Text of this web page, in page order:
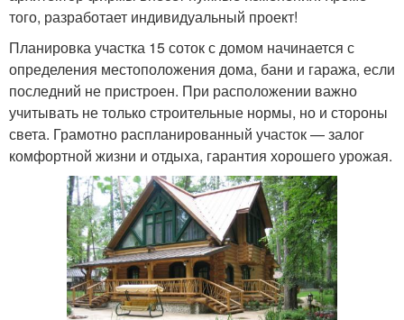
того, разработает индивидуальный проект!
Планировка участка 15 соток с домом начинается с
определения местоположения дома, бани и гаража, если
последний не пристроен. При расположении важно
учитывать не только строительные нормы, но и стороны
света. Грамотно распланированный участок — залог
комфортной жизни и отдыха, гарантия хорошего урожая.